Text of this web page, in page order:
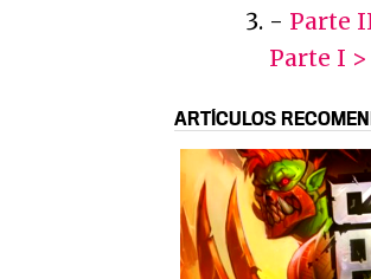
- Parte
Parte I >
ARTÍCULOS